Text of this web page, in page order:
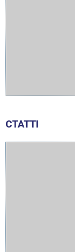
СТАТТІ